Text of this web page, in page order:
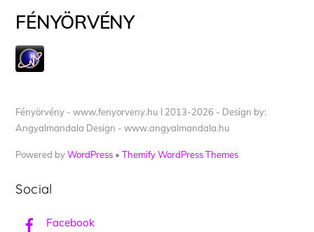
FÉNYÖRVÉNY
Fényörvény - www.fenyorveny.hu I 2013-2026 - Design by:
Angyalmandala Design - www.angyalmandala.hu
Powered byWordPress •Themify WordPress Themes
Social
Facebook